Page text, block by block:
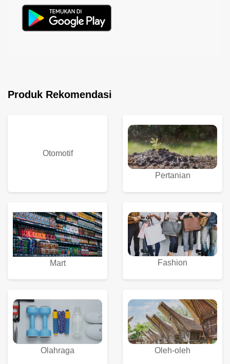
Produk Rekomendasi
Otomotif
Pertanian
Mart Fashion
Olahraga Oleh-oleh